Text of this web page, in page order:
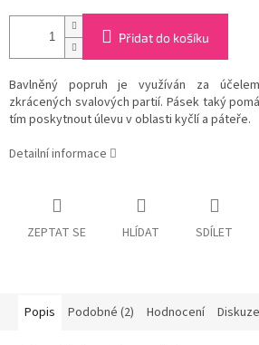
Přidat do košíku
Bavlněný popruh je využíván za
zkrácených svalových partií. Pásek taký
tím poskytnout úlevu v oblasti kyčlí a páteře.
Detailní informace
ZEPTAT SE HLÍDAT SDÍLET
Popis Podobné (2) Hodnocení Diskuze